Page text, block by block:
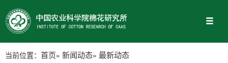
当前位置： 首页» 新闻动态» 最新动态